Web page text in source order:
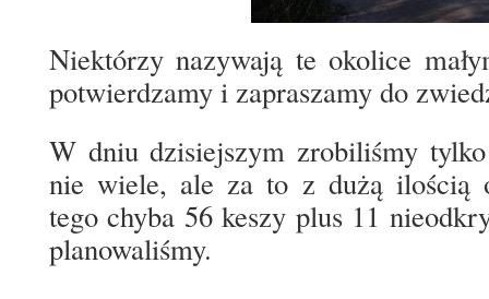
Niektórzy nazywają te okolice
potwierdzamy i zapraszamy do
W dniu dzisiejszym zrobiliśmy
nie wiele, ale za to z dużą ilością
tego chyba 56 keszy plus 11
planowaliśmy.